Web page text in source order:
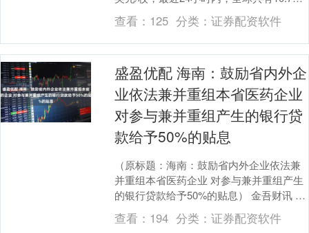
人爆仓！国际金价短线拉升 中国基金报....
查看： 125 分类： 证券配资软件
盛盈优配 海南：鼓励省内外企
业依法兼并重组本省医药企业
对参与兼并重组产生的银行贷
款给予50%的贴息
（原标题：海南：鼓励省内外企业依法兼
并重组本省医药企业 对参与兼并重组产生
的银行贷款给予50%的贴息） 金吾财讯 |
海南省人民政府办公厅印发《海南省关于
进一步....
查看： 194 分类： 证券配资软件